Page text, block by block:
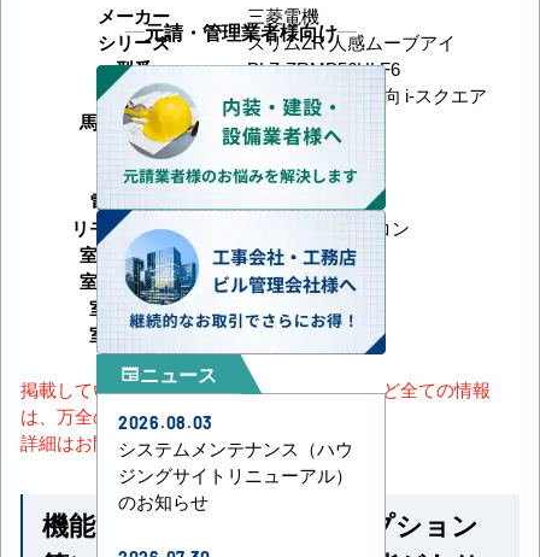
メーカー
三菱電機
シリーズ
スリムZR 人感ムーブアイ
型番
PLZ-ZRMP56HLF6
形状
天井カセット4方向 i-スクエア
馬力（能力）
2.3馬力
冷房能力
暖房能力
電源タイプ
リモコンタイプ
ワイヤレスリモコン
室内機サイズ
室外機サイズ
室内機重量
室外機重量
掲載しているスペック・セット内容・画像など全ての情報
は、万全の保証をいたしかねます。
詳細はお問い合わせください。
機能一覧 ※馬力・型番・オプション
元請・管理業者様向け
newspaperニュース
2026.08.03
システムメンテナンス（ハウ
ジングサイトリニューアル）
のお知らせ